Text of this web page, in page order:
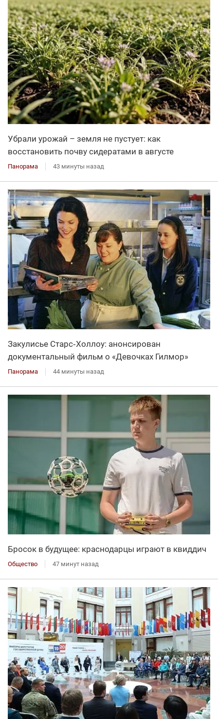
Убрали урожай – земля не пустует: как
восстановить почву сидератами в августе
Панорама 43 минуты назад
Закулисье Старс‑Холлоу: анонсирован
документальный фильм о «Девочках Гилмор»
Панорама 44 минуты назад
Бросок в будущее: краснодарцы играют в квиддич
Общество 47 минут назад